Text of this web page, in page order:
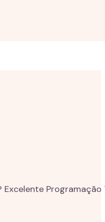
Programação